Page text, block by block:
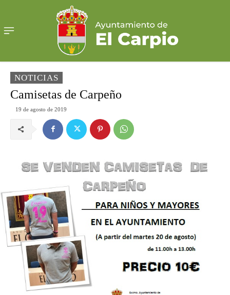
NOTICIAS
Camisetas de Carpeño
19 de agosto de 2019